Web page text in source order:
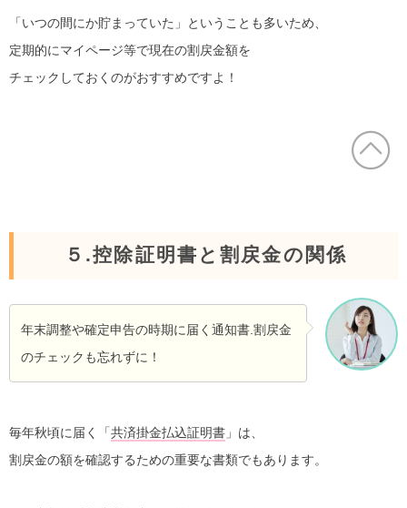
「いつの間にか貯まっていた」ということも多いため、
定期的にマイページ等で現在の割戻金額を
チェックしておくのがおすすめですよ！
５.控除証明書と割戻金の関係
年末調整や確定申告の時期に届く通知書.割戻金
のチェックも忘れずに！
毎年秋頃に届く「共済掛金払込証明書 」は、
割戻金の額を確認するための重要な書類でもあります。